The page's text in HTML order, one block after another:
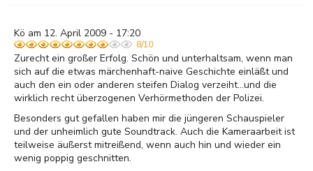
Kö am 12. April 2009 - 17:20
8/10
Zurecht ein großer Erfolg. Schön und unterhaltsam, wenn man
sich auf die etwas märchenhaft-naive Geschichte einläßt und
auch den ein oder anderen steifen Dialog verzeiht...und die
wirklich recht überzogenen Verhörmethoden der Polizei.
Besonders gut gefallen haben mir die jüngeren Schauspieler
und der unheimlich gute Soundtrack. Auch die Kameraarbeit ist
teilweise äußerst mitreißend, wenn auch hin und wieder ein
wenig poppig geschnitten.